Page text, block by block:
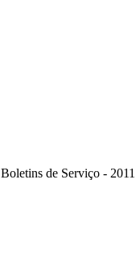
Boletins de Serviço - 2011